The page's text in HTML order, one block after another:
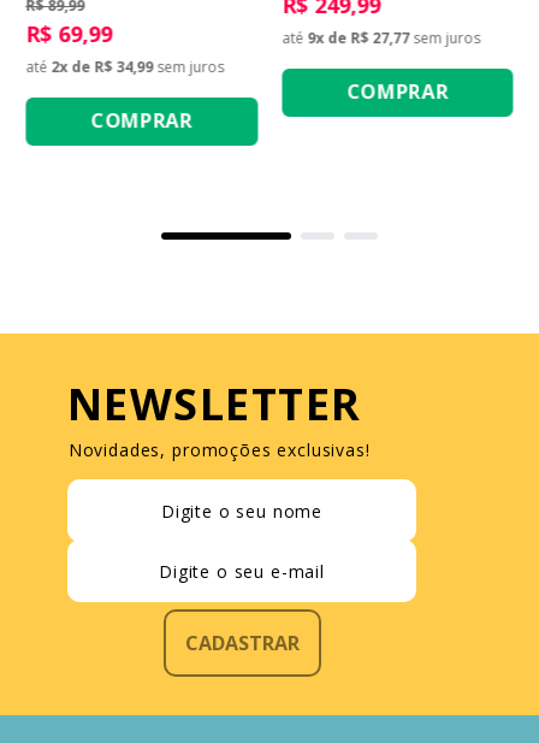
R$ 89,99
R$ 69,99
até 2x de R$ 34,99 sem juros
COMPRAR
até 9x de R$ 27,77 sem juros
COMPRAR
NEWSLETTER
Novidades, promoções exclusivas!
CADASTRAR